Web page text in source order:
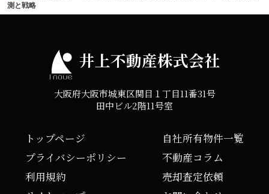
測と戦略
井上不動産株式会社
大阪府大阪市城東区関目１丁目11番31号
田中ビル2階11号室
トップページ
プライバシーポリシー
利用規約
自社所有物件一覧
不動産コラム
売却査定依頼